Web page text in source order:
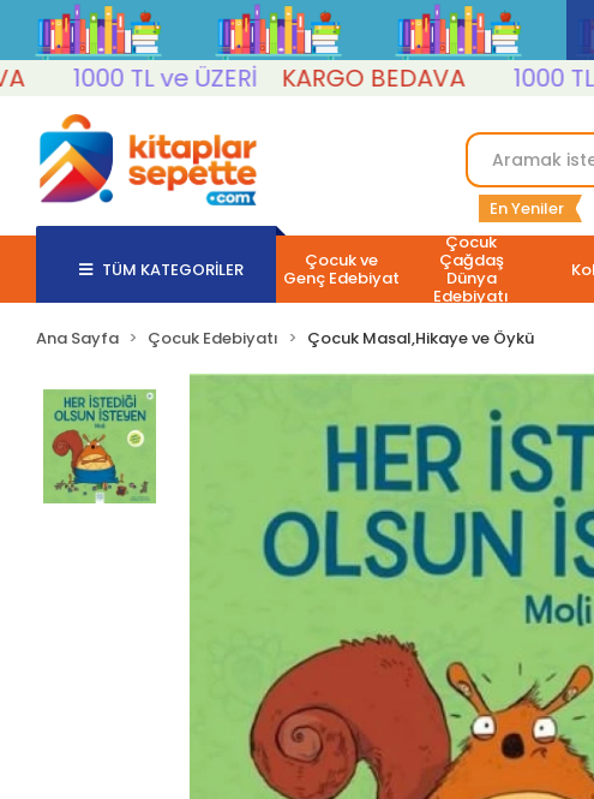
1000 TL ve ÜZERİ
KARGO BEDAVA 1000 TL ve
En Yeniler
TÜM KATEGORİLER Çocuk ve
Genç Edebiyat
Çocuk
Çağdaş
Dünya
Edebiyatı
Ana Sayfa Çocuk Edebiyatı Çocuk Masal,Hikaye ve Öykü